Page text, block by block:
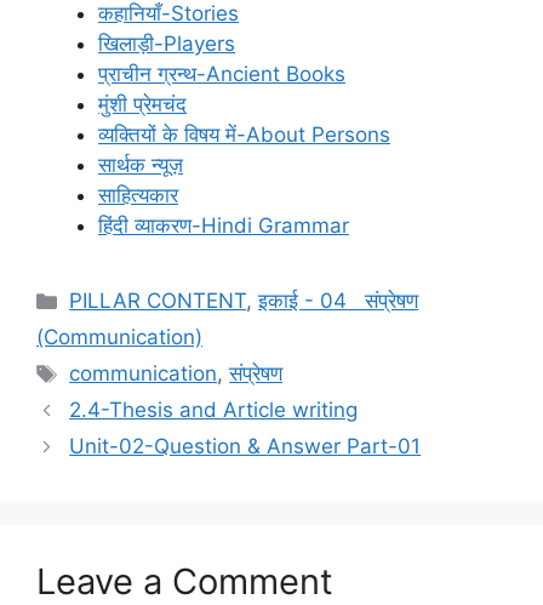
कहानियाँ-Stories
खिलाड़ी-Players
प्राचीन ग्रन्थ-Ancient Books
मुंशी प्रेमचंद
व्यक्तियों के विषय में-About Persons
सार्थक न्यूज़
साहित्यकार
हिंदी व्याकरण-Hindi Grammar
Categories
PILLAR CONTENT,इकाई - 04 संप्रेषण
(Communication)
Tags
communication,संप्रेषण
2.4-Thesis and Article writing
Unit-02-Question & Answer Part-01
Leave a Comment